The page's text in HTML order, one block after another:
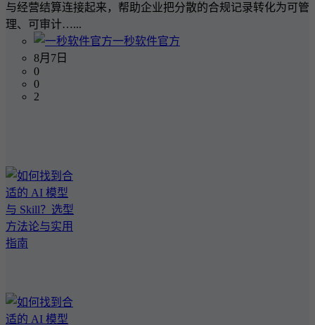
与经营结算连接起来，帮助企业把分散的合规记录转化为可管
理、可审计…...
一秒软件官方
8月7日
0
0
2